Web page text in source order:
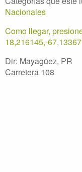
Nacionales
Como llegar,
18,216145,-67,13367
Dir: Mayagüez, PR
Carretera 108